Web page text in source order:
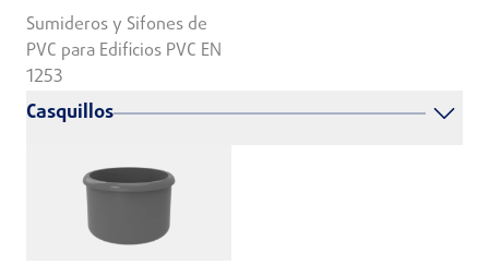
Sumideros y Sifones de
PVC para Edificios PVC EN
1253
Casquillos